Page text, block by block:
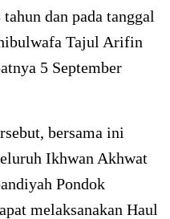
dan pada tanggal
Tajul Arifin
5 September
bersama ini
Ikhwan Akhwat
Pondok
melaksanakan Haul